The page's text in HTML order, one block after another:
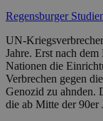
Regensburger
UN-
Jahre. Erst nach
Nationen die
Verbrechen gegen
Genozid zu ahnden.
die ab Mitte der